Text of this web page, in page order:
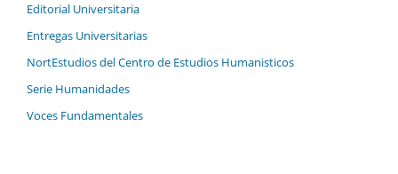
Editorial Universitaria
Entregas Universitarias
NortEstudios del Centro de Estudios Humanisticos
Serie Humanidades
Voces Fundamentales